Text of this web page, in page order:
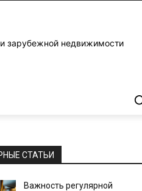
зарубежной недвижимости
СТАТЬИ
Важность регулярной